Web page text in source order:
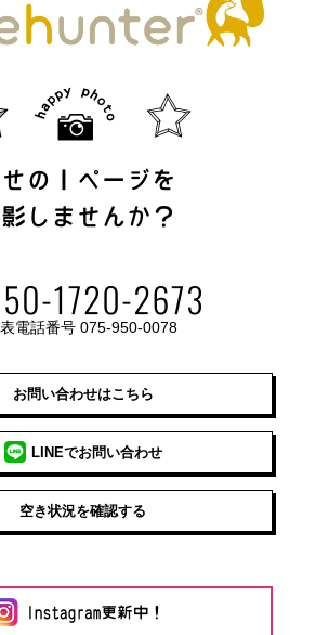
電話番号 075-950-0078
お問い合わせはこちら
LINEでお問い合わせ
空き状況を確認する